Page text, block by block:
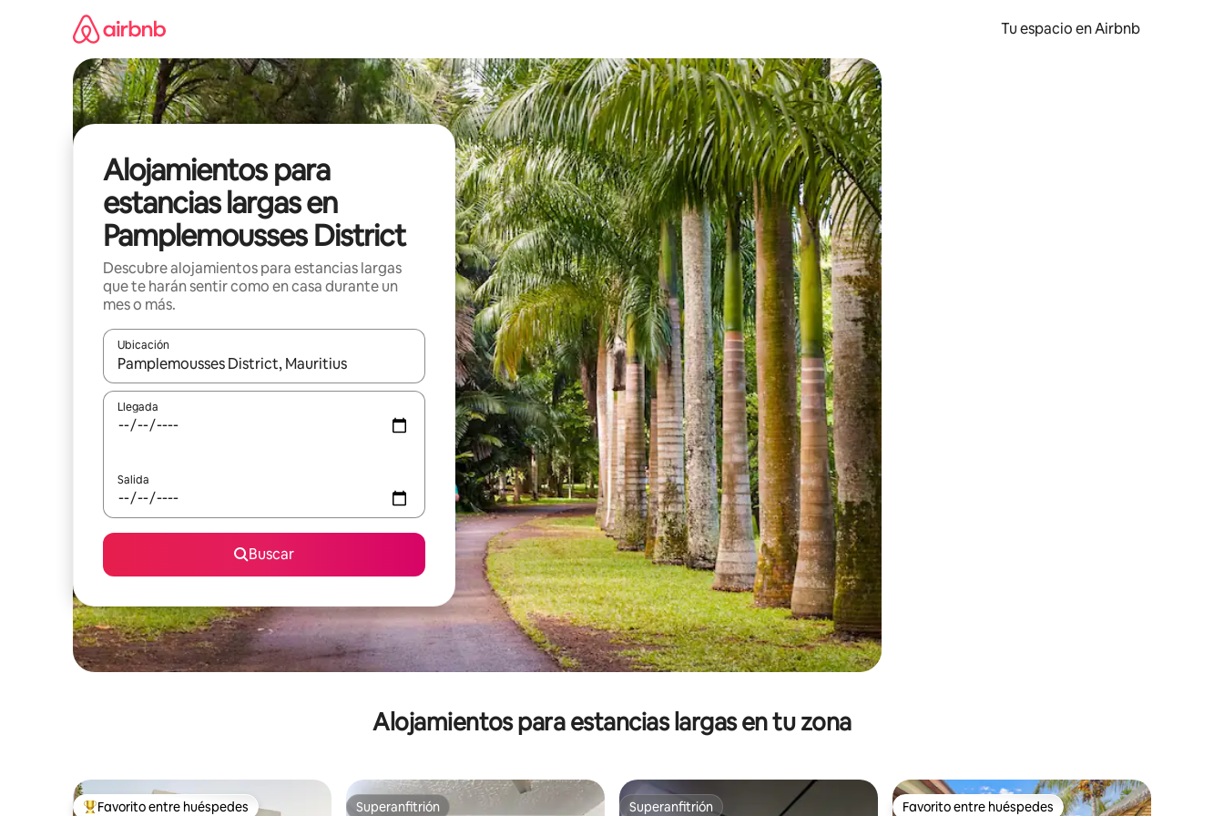
Tu espacio en Airbnb
Alojamientos para
estancias largas en
Pamplemousses District
Descubre alojamientos para estancias largas
que te harán sentir como en casa durante un
mes o más.
Ubicación
Cuando los resultados estén disponibles, podrás navegar usando las teclas de las flechas hacia arriba y hacia abajo, o bien tocando y deslizando la pantalla.
Llegada
Salida
Buscar
Alojamientos para estancias largas en tu zona
Favorito entre huéspedes Superanfitrión Superanfitrión Favorito entre huéspedes